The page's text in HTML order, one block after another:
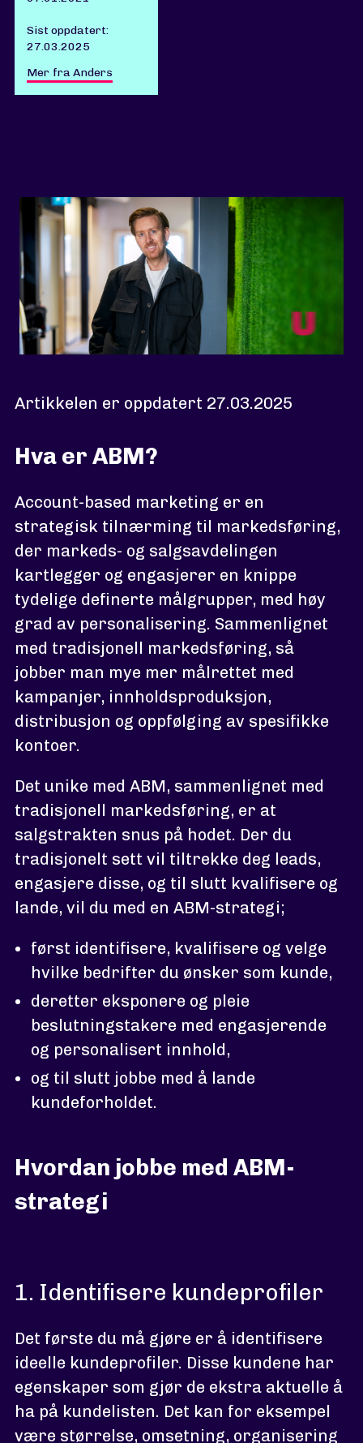
Sist oppdatert:
27.03.2025
Mer fra Anders
Artikkelen er oppdatert 27.03.2025
Hva er ABM?
Account-based marketing er en
strategisk tilnærming til markedsføring,
der markeds- og salgsavdelingen
kartlegger og engasjerer en knippe
tydelige definerte målgrupper, med høy
grad av personalisering. Sammenlignet
med tradisjonell markedsføring, så
jobber man mye mer målrettet med
kampanjer, innholdsproduksjon,
distribusjon og oppfølging av spesifikke
kontoer.
Det unike med ABM, sammenlignet med
tradisjonell markedsføring, er at
salgstrakten snus på hodet. Der du
tradisjonelt sett vil tiltrekke deg leads,
engasjere disse, og til slutt kvalifisere og
lande, vil du med en ABM-strategi;
først identifisere, kvalifisere og velge
hvilke bedrifter du ønsker som kunde,
deretter eksponere og pleie
beslutningstakere med engasjerende
og personalisert innhold,
og til slutt jobbe med å lande
kundeforholdet.
Hvordan jobbe med ABM-
strategi
1. Identifisere kundeprofiler
Det første du må gjøre er å identifisere
ideelle kundeprofiler. Disse kundene har
egenskaper som gjør de ekstra aktuelle å
ha på kundelisten. Det kan for eksempel
være størrelse, omsetning, organisering